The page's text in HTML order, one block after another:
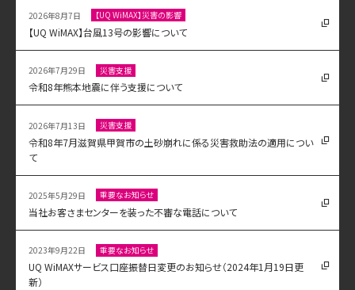
2026年8月7日 【UQ WiMAX】災害の影響
【UQ WiMAX】台風13号の影響について
2026年7月29日 災害支援
令和8年熊本地震に伴う支援について
2026年7月13日 災害支援
令和8年7月滋賀県甲賀市の土砂崩れに係る災害救助法の適用につい
て
2025年5月29日 重要なお知らせ
当社お客さまセンターを装った不審な電話について
2023年9月22日 重要なお知らせ
UQ WiMAXサービス口座振替日変更のお知らせ（2024年1月19日更
新）